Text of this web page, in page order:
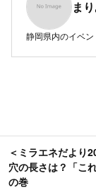
ま
静岡県内のイベン
＜ミラエネだより
穴の長さは？「こ
の巻